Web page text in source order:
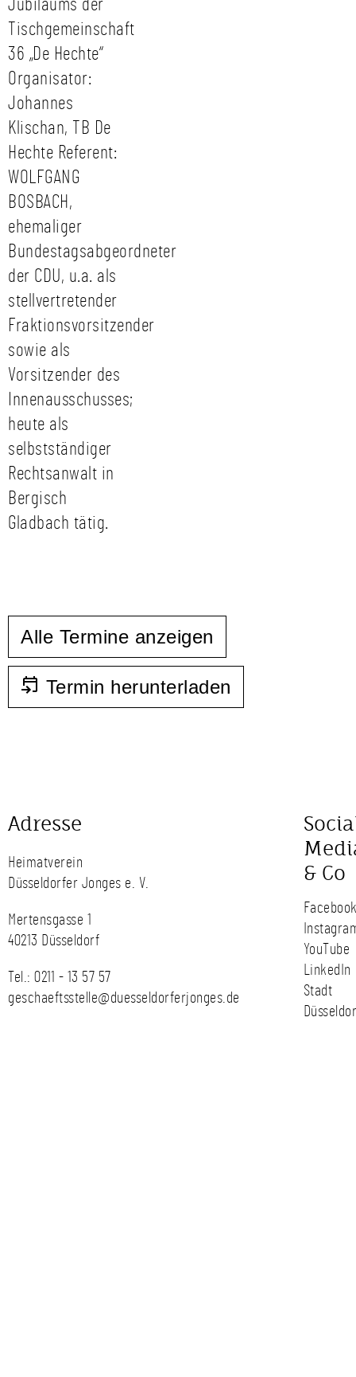
Jubiläums der
Tischgemeinschaft
36 „De Hechte“
Organisator:
Johannes
Klischan, TB De
Hechte Referent:
WOLFGANG
BOSBACH,
ehemaliger
Bundestagsabgeordneter
der CDU, u.a. als
stellvertretender
Fraktionsvorsitzender
sowie als
Vorsitzender des
Innenausschusses;
heute als
selbstständiger
Rechtsanwalt in
Bergisch
Gladbach tätig.
Alle Termine anzeigen
Termin herunterladen
Adresse
Heimatverein
Düsseldorfer Jonges e. V.
Mertensgasse 1
40213 Düsseldorf
Tel.: 0211 - 13 57 57
geschaeftsstelle@duesseldorferjonges.de
& Co
YouTube
LinkedIn
Stadt